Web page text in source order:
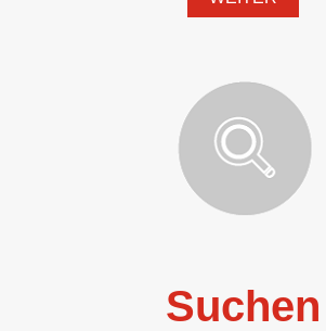
Suchen